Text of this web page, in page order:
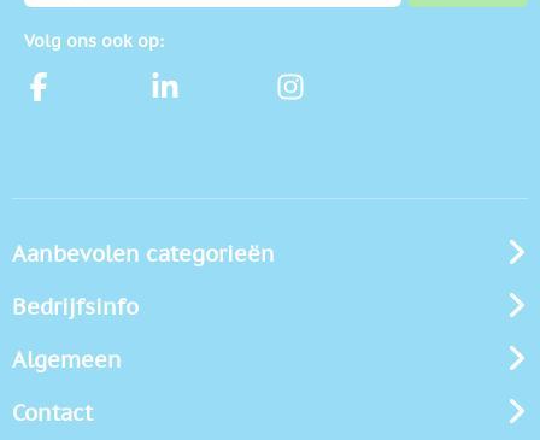
Volg ons ook op:
Aanbevolen categorieën
Bedrijfsinfo
Algemeen
Contact